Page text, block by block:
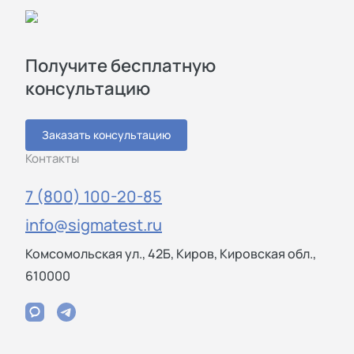
Получите бесплатную
консультацию
Заказать консультацию
Контакты
7 (800) 100-20-85
info@sigmatest.ru
Комсомольская ул., 42Б, Киров, Кировская обл.,
610000